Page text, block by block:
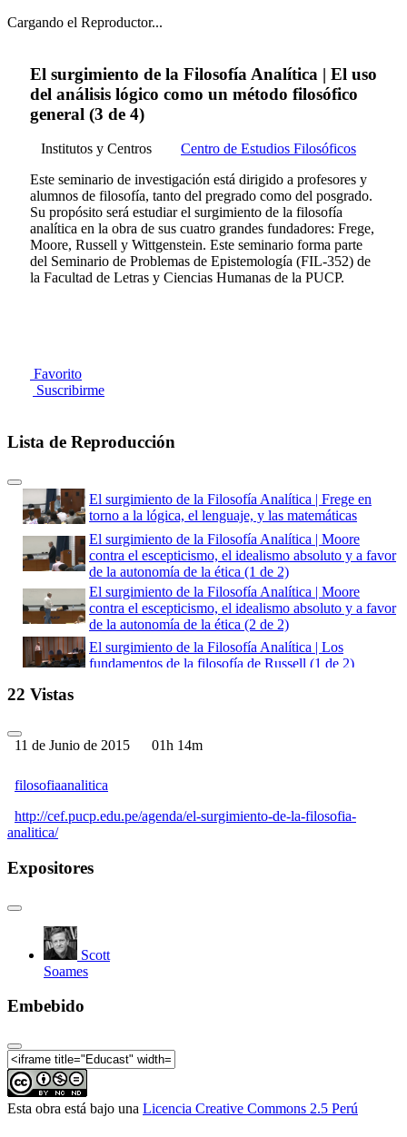
Cargando el Reproductor...
El surgimiento de la Filosofía Analítica | El uso
del análisis lógico como un método filosófico
general (3 de 4)
Institutos y Centros
Centro de Estudios Filosóficos
Este seminario de investigación está dirigido a profesores y
alumnos de filosofía, tanto del pregrado como del posgrado.
Su propósito será estudiar el surgimiento de la filosofía
analítica en la obra de sus cuatro grandes fundadores: Frege,
Moore, Russell y Wittgenstein. Este seminario forma parte
del Seminario de Problemas de Epistemología (FIL-352) de
la Facultad de Letras y Ciencias Humanas de la PUCP.
Favorito
Suscribirme
Lista de Reproducción
El surgimiento de la Filosofía Analítica | Frege en
torno a la lógica, el lenguaje, y las matemáticas
El surgimiento de la Filosofía Analítica | Moore
contra el escepticismo, el idealismo absoluto y a favor
de la autonomía de la ética (1 de 2)
El surgimiento de la Filosofía Analítica | Moore
contra el escepticismo, el idealismo absoluto y a favor
de la autonomía de la ética (2 de 2)
El surgimiento de la Filosofía Analítica | Los
fundamentos de la filosofía de Russell (1 de 2)
análisis lógico como un método filosófico general (1
El surgimiento de la Filosofía Analítica | El uso del
de 4)
de 4)
lingüístico de Wittgenstein (1 de 4)
El surgimiento de la Filosofía Analítica | El giro
22 Vistas
11 de Junio de 2015 01h 14m
filosofiaanalitica
http://cef.pucp.edu.pe/agenda/el-surgimiento-de-la-filosofia-
analitica/
Expositores
Scott
Soames
Embebido
Esta obra está bajo una Licencia Creative Commons 2.5 Perú